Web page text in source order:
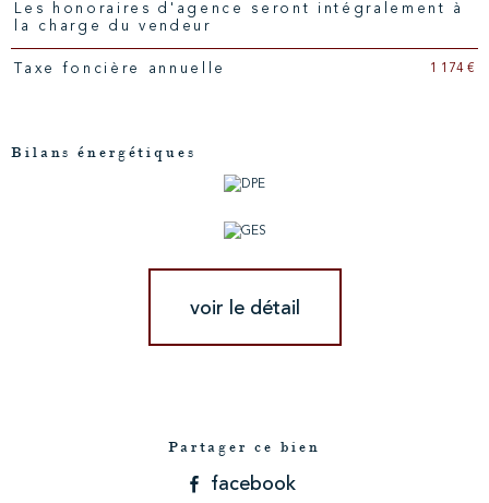
Les honoraires d'agence seront intégralement à
la charge du vendeur
Taxe foncière annuelle 1 174 €
Bilans énergétiques
voir le détail
Partager ce bien
facebook